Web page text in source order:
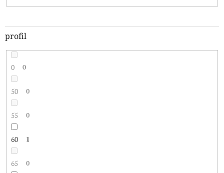
profil
0 0
50 0
55 0
60 1
65 0